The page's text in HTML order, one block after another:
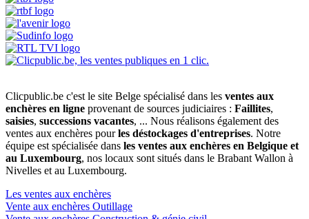
Clicpublic.be c'est le site Belge spécialisé dans les ventes aux
enchères en ligne provenant de sources judiciaires : Faillites,
saisies, successions vacantes, ... Nous réalisons également des
ventes aux enchères pourles déstockages d'entreprises. Notre
équipe est spécialisée dans les ventes aux enchères en Belgique et
au Luxembourg, nos locaux sont situés dans le Brabant Wallon à
Nivelles et au Luxembourg.
Les ventes aux enchères
Vente aux enchères Outillage